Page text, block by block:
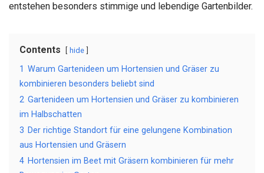
entstehen besonders stimmige und lebendige Gartenbilder.
Contents hide
1 Warum Gartenideen um Hortensien und Gräser zu
kombinieren besonders beliebt sind
2 Gartenideen um Hortensien und Gräser zu kombinieren
im Halbschatten
3 Der richtige Standort für eine gelungene Kombination
aus Hortensien und Gräsern
4 Hortensien im Beet mit Gräsern kombinieren für mehr